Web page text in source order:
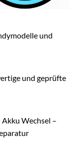
und
und geprüfte
Wechsel –